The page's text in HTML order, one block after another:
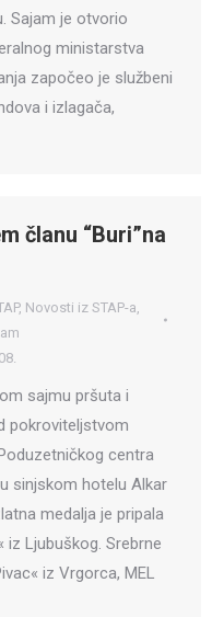
Sajam je otvorio
ministarstva
započeo je službeni
i izlagača,
članu “Buri”na
, Novosti iz STAP-a,
sajmu pršuta i
pokroviteljstvom
centra
sinjskom hotelu Alkar
medalja je pripala
iz Ljubuškog. Srebrne
iz Vrgorca, MEL